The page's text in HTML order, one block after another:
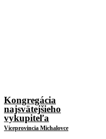
Kongregácia
najsvätejšieho
vykupiteľa
Viceprovincia Michalovce